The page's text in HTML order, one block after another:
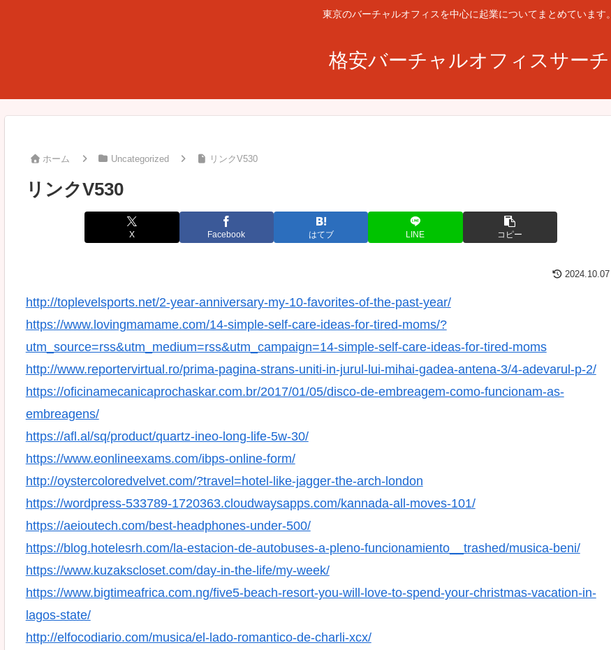
東京のバーチャルオフィスを中心に起業についてまとめています。
格安バーチャルオフィスサーチ
ホーム Uncategorized リンクV530
リンクV530
X Facebook はてブ LINE コピー
2024.10.07
http://toplevelsports.net/2-year-anniversary-my-10-favorites-of-the-past-year/
https://www.lovingmamame.com/14-simple-self-care-ideas-for-tired-moms/?
utm_source=rss&utm_medium=rss&utm_campaign=14-simple-self-care-ideas-for-tired-moms
http://www.reportervirtual.ro/prima-pagina-strans-uniti-in-jurul-lui-mihai-gadea-antena-3/4-adevarul-p-2/
https://oficinamecanicaprochaskar.com.br/2017/01/05/disco-de-embreagem-como-funcionam-as-
embreagens/
https://afl.al/sq/product/quartz-ineo-long-life-5w-30/
https://www.eonlineexams.com/ibps-online-form/
http://oystercoloredvelvet.com/?travel=hotel-like-jagger-the-arch-london
https://wordpress-533789-1720363.cloudwaysapps.com/kannada-all-moves-101/
https://aeioutech.com/best-headphones-under-500/
https://blog.hotelesrh.com/la-estacion-de-autobuses-a-pleno-funcionamiento__trashed/musica-beni/
https://www.kuzakscloset.com/day-in-the-life/my-week/
https://www.bigtimeafrica.com.ng/five5-beach-resort-you-will-love-to-spend-your-christmas-vacation-in-
lagos-state/
http://elfocodiario.com/musica/el-lado-romantico-de-charli-xcx/